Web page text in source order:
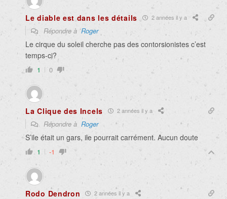
Le diable est dans les détails 2 années il y a
Répondre àRoger
Le cirque du soleil cherche pas des contorsionistes c’est
temps-ci?
1 0
La Clique des Incels 2 années il y a
Répondre à Roger
S’ile était un gars, ile pourrait carrément. Aucun doute
1 -1
Rodo Dendron 2 années il y a